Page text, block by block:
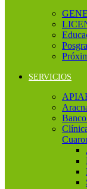
SERVICIOS